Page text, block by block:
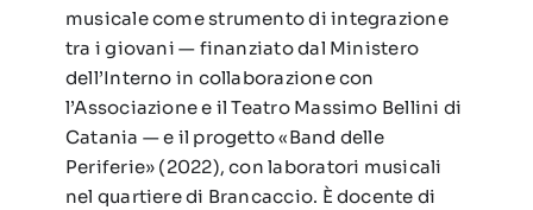
musicale come strumento di integrazione
tra i giovani — finanziato dal Ministero
dell’Interno in collaborazione con
l’Associazione e il Teatro Massimo Bellini di
Catania — e il progetto «Band delle
Periferie» (2022), con laboratori musicali
nel quartiere di Brancaccio. È docente di